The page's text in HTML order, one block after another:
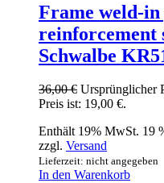
Frame weld-
reinforcement
Schwalbe
36,00€ Ursprünglicher
Preis ist: 19,00 €.
Enthält 19% MwSt. 19
zzgl. Versand
Lieferzeit: nicht angegeben
In den Warenkorb